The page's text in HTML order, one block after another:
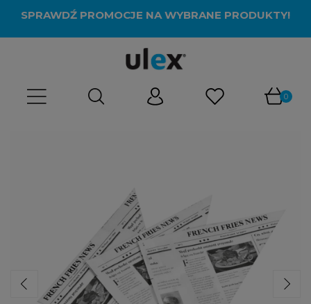
SPRAWDŹ PROMOCJE NA WYBRANE PRODUKTY!